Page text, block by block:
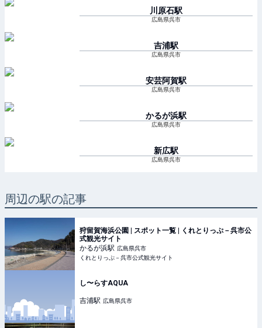
川原石駅
広島県呉市
吉浦駅
広島県呉市
安芸阿賀駅
広島県呉市
かるが浜駅
広島県呉市
新広駅
広島県呉市
周辺の駅の記事
狩留賀海浜公園 | スポット一覧 | くれとりっぷ－呉市公
式観光サイト
かるが浜駅 広島県呉市
くれとりっぷ－呉市公式観光サイト
し〜らすAQUA
吉浦駅 広島県呉市